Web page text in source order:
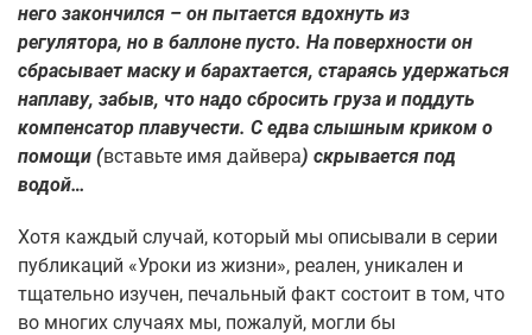
него закончился – он пытается вдохнуть из
регулятора, но в баллоне пусто. На поверхности он
сбрасывает маску и барахтается, стараясь удержаться
наплаву, забыв, что надо сбросить груза и поддуть
компенсатор плавучести. С едва слышным криком о
помощи (вставьте имя дайвера) скрывается под
водой…
Хотя каждый случай, который мы описывали в серии
публикаций «Уроки из жизни», реален, уникален и
тщательно изучен, печальный факт состоит в том, что
во многих случаях мы, пожалуй, могли бы